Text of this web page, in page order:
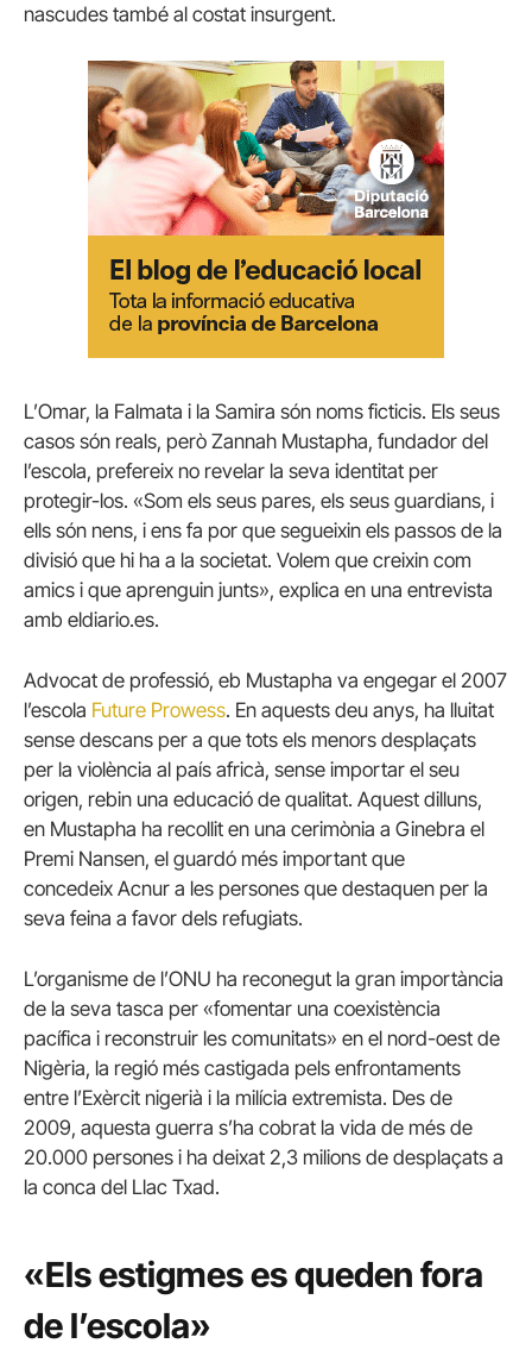
nascudes també al costat insurgent.
L’Omar, la Falmata i la Samira són noms ficticis. Els seus
casos són reals, però Zannah Mustapha, fundador del
l’escola, prefereix no revelar la seva identitat per
protegir-los. «Som els seus pares, els seus guardians, i
ells són nens, i ens fa por que segueixin els passos de la
divisió que hi ha a la societat. Volem que creixin com
amics i que aprenguin junts», explica en una entrevista
amb eldiario.es.
Advocat de professió, eb Mustapha va engegar el 2007
l’escola Future Prowess. En aquests deu anys, ha lluitat
sense descans per a que tots els menors desplaçats
per la violència al país africà, sense importar el seu
origen, rebin una educació de qualitat. Aquest dilluns,
en Mustapha ha recollit en una cerimònia a Ginebra el
Premi Nansen, el guardó més important que
concedeix Acnur a les persones que destaquen per la
seva feina a favor dels refugiats.
L’organisme de l’ONU ha reconegut la gran importància
de la seva tasca per «fomentar una coexistència
pacífica i reconstruir les comunitats» en el nord-oest de
Nigèria, la regió més castigada pels enfrontaments
entre l’Exèrcit nigerià i la milícia extremista. Des de
2009, aquesta guerra s’ha cobrat la vida de més de
20.000 persones i ha deixat 2,3 milions de desplaçats a
la conca del Llac Txad.
«Els estigmes es queden fora
de l’escola»